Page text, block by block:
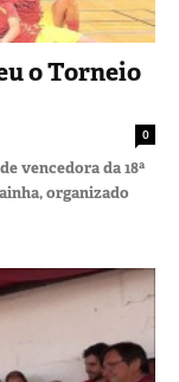
o Torneio
0
vencedora da 18ª
organizado